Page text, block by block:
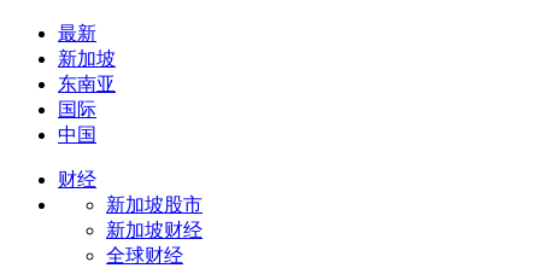
最新
新加坡
东南亚
国际
中国
财经
新加坡股市
新加坡财经
全球财经